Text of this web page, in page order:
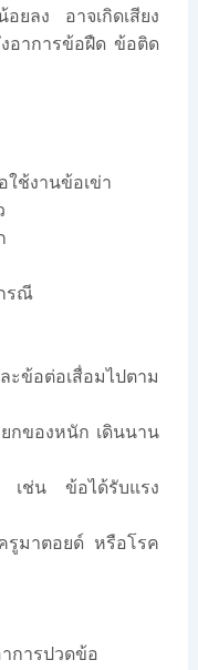
ยลง อาจเกิดเสียง
อาการข้อฝืด ข้อติด
ใช้งานข้อเข่า
รณี
ข้อต่อเสื่อมไปตาม
กของหนัก เดินนาน
เช่น ข้อได้รับแรง
มาตอยด์ หรือโรค
การปวดข้อ